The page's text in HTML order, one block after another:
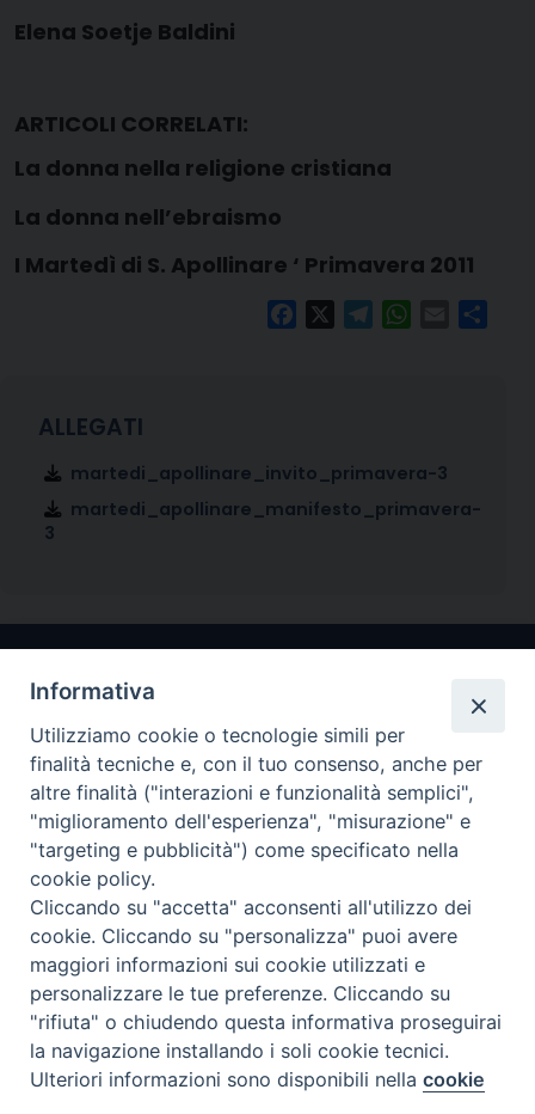
Elena Soetje Baldini
ARTICOLI CORRELATI:
La donna nella religione cristiana
La donna nell’ebraismo
I Martedì di S. Apollinare ‘ Primavera 2011
FacebookTelegramWhatsApp
Email
martedi_apollinare_invito_primavera-3
martedi_apollinare_manifesto_primavera-
3
Arcidiocesi di Ravenna-Cervia
CONTATTI
Piazza Arcivescovado, 1 48121- Ravenna
tel 0544.541655
curia@diocesiravennacervia.it
Per segnalazioni tecniche e aggiornamenti:
webmaster@diocesiravennacervia.it
Preferenze Cookie
Informativa
Utilizziamo cookie o tecnologie simili per
finalità tecniche e, con il tuo consenso, anche per
altre finalità ("interazioni e funzionalità semplici",
"miglioramento dell'esperienza", "misurazione" e
"targeting e pubblicità") come specificato nella
cookie policy.
Cliccando su "accetta" acconsenti all'utilizzo dei
cookie. Cliccando su "personalizza" puoi avere
maggiori informazioni sui cookie utilizzati e
personalizzare le tue preferenze. Cliccando su
"rifiuta" o chiudendo questa informativa proseguirai
la navigazione installando i soli cookie tecnici.
Ulteriori informazioni sono disponibili nellacookie